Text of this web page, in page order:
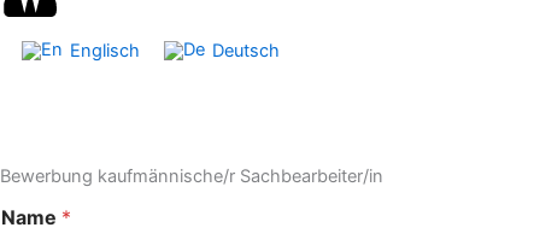
Englisch Deutsch
Bewerbung kaufmännische/r Sachbearbeiter/in
Name *